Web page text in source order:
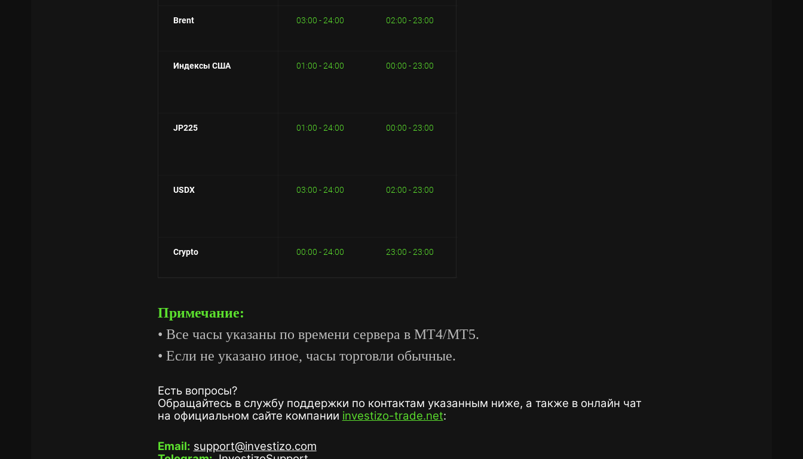
Brent 03:00 - 24:00 02:00 - 23:00
Индексы США 01:00 - 24:00 00:00 - 23:00
JP225 01:00 - 24:00 00:00 - 23:00
USDX 03:00 - 24:00 02:00 - 23:00
Crypto 00:00 - 24:00 23:00 - 23:00
Примечание:
• Все часы указаны по времени сервера в MT4/MT5.
• Если не указано иное, часы торговли обычные.
Есть вопросы?
Обращайтесь в службу поддержки по контактам указанным ниже, а также в онлайн чат
на официальном сайте компании investizo-trade.net:
Email: support@investizo.com